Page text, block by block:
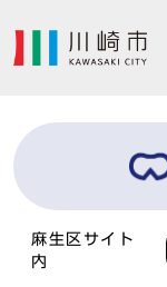
麻生区サイト
内